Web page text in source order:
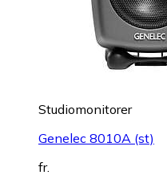
Studiomonitorer
Genelec 8010A (st)
fr.